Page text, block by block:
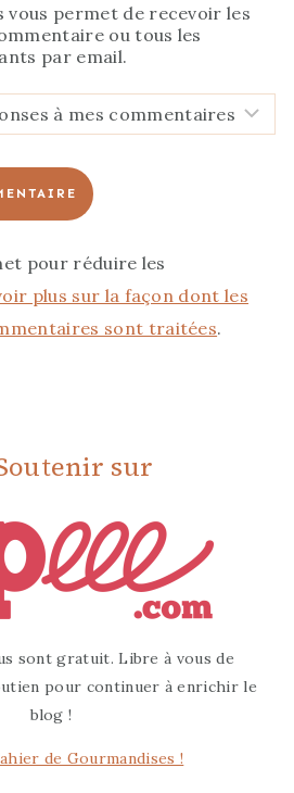
vous permet de recevoir les
ou tous les
par email.
pour réduire les
plus sur la façon dont les
sont traitées.
sur
sont gratuit. Libre à vous de
pour continuer à enrichir le
blog !
de Gourmandises !